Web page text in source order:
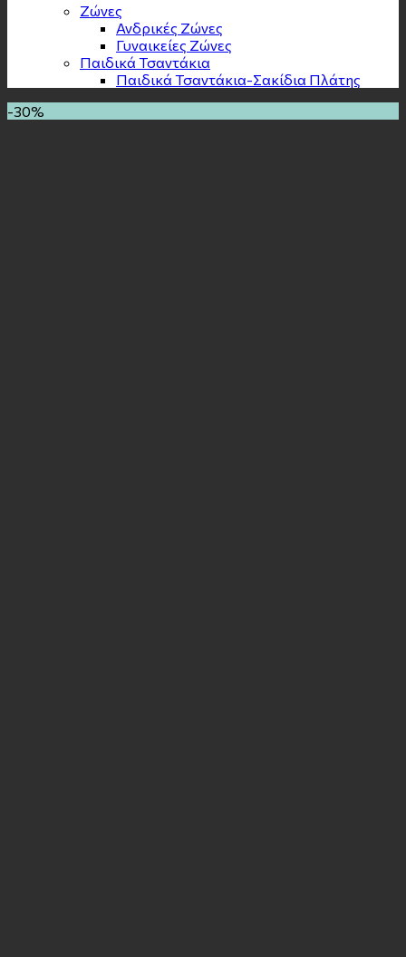
Zώνες
Ανδρικές Ζώνες
Γυναικείες Ζώνες
Παιδικά Τσαντάκια
Παιδικά Τσαντάκια-Σακίδια Πλάτης
-30%